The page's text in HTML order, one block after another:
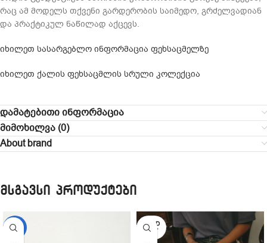
რაც ამ მოდელს თქვენი გარდერობის საიმედო, გრძელვადიან
და პრაქტიკულ ნაწილად აქცევს.
იხილეთ სასარგებლო ინფორმაცია ფეხსაცმელზე
იხილეთ ქალის ფეხსაცმლის სრული კოლექცია
დამატებითი ინფორმაცია
მიმოხილვა (0)
About brand
მსგავსი პროდუქტები
-29%
SOLD
OUT